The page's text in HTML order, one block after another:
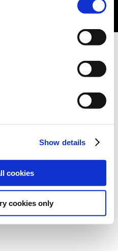
Show details
cookies
cookies only